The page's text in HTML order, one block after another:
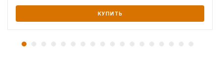
КУПИТЬ